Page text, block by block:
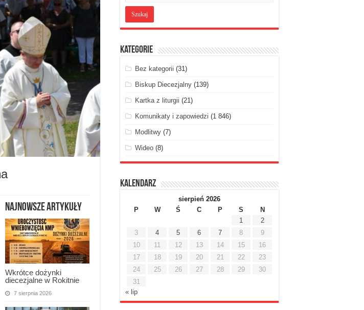
Najnowsze artykuły
Wkrótce dożynki
diecezjalne w Rokitnie
7 sierpnia 2026
Kategorie
Bez kategorii (31)
Biskup Diecezjalny(139)
Kartka z liturgii (21)
Komunikaty i zapowiedzi (1 846)
Modlitwy(7)
Wideo(8)
Kalendarz
sierpień 2026
P
W Ś C P S
N
1
2
3
4 5 6 7 8
9
10
11 12 13 14 15
16
17
18 19 20 21 22
23
24
25 26 27 28 29
30
31
« lip